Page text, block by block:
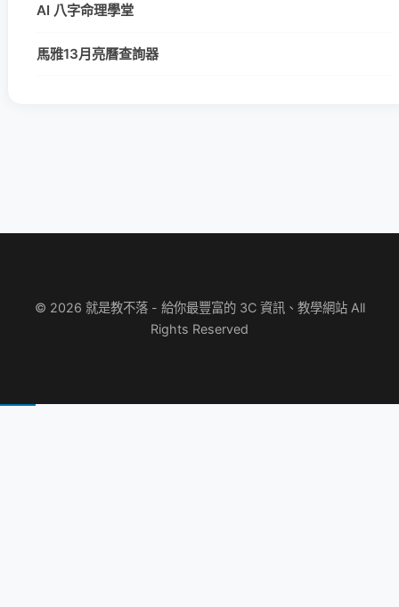
AI 八字命理學堂
馬雅13月亮曆查詢器
© 2026 就是教不落 - 給你最豐富的 3C 資訊、教學網站 All
Rights Reserved